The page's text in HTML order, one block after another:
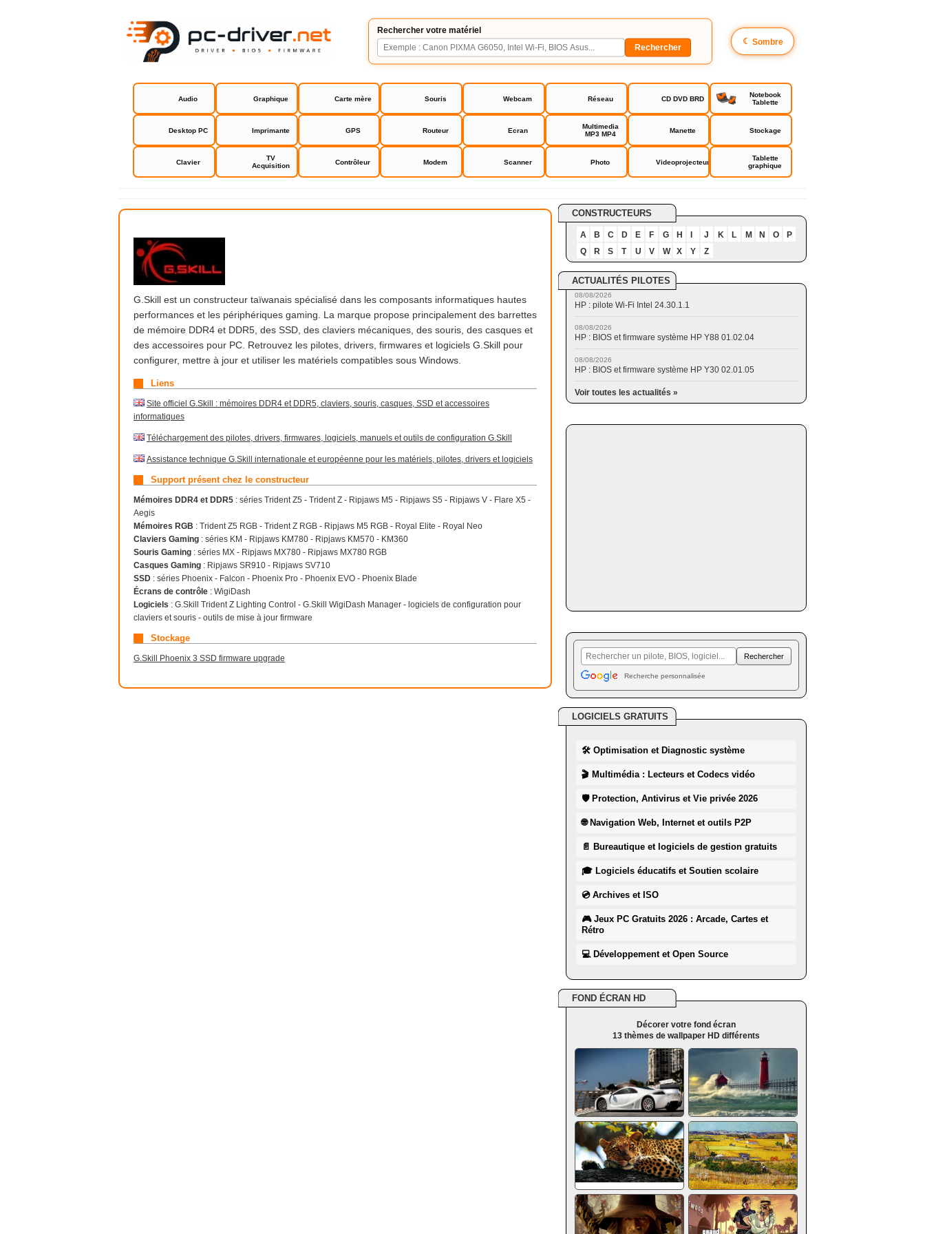
Rechercher votre matériel
☾ Sombre
Audio Graphique Carte mère Souris Webcam Réseau CD DVD BRD
Notebook
Tablette
Desktop PC Imprimante GPS Routeur Ecran
Multimedia
MP3 MP4
Manette Stockage
Clavier
TV
Acquisition
Contrôleur Modem Scanner Photo Videoprojecteur
Tablette
graphique
G.Skill
G.Skill est un constructeur taïwanais spécialisé dans les composants informatiques hautes
performances et les périphériques gaming. La marque propose principalement des barrettes
de mémoire DDR4 et DDR5, des SSD, des claviers mécaniques, des souris, des casques et
des accessoires pour PC. Retrouvez les pilotes, drivers, firmwares et logiciels G.Skill pour
configurer, mettre à jour et utiliser les matériels compatibles sous Windows.
Liens
Site officiel G.Skill : mémoires DDR4 et DDR5, claviers, souris, casques, SSD et accessoires
informatiques
Téléchargement des pilotes, drivers, firmwares, logiciels, manuels et outils de configuration G.Skill
Assistance technique G.Skill internationale et européenne pour les matériels, pilotes, drivers et logiciels
Support présent chez le constructeur
Mémoires DDR4 et DDR5 : séries Trident Z5 - Trident Z - Ripjaws M5 - Ripjaws S5 - Ripjaws V - Flare X5 -
Aegis
Mémoires RGB : Trident Z5 RGB - Trident Z RGB - Ripjaws M5 RGB - Royal Elite - Royal Neo
Claviers Gaming : séries KM - Ripjaws KM780 - Ripjaws KM570 - KM360
Souris Gaming : séries MX - Ripjaws MX780 - Ripjaws MX780 RGB
Casques Gaming : Ripjaws SR910 - Ripjaws SV710
SSD : séries Phoenix - Falcon - Phoenix Pro - Phoenix EVO - Phoenix Blade
Écrans de contrôle : WigiDash
Logiciels : G.Skill Trident Z Lighting Control - G.Skill WigiDash Manager - logiciels de configuration pour
claviers et souris - outils de mise à jour firmware
Stockage
G.Skill Phoenix 3 SSD firmware upgrade
CONSTRUCTEURS
A B C D E F G H J K L M N O
P
Q
R S T U V W X Y Z
ACTUALITÉS PILOTES
08/08/2026
HP : pilote Wi-Fi Intel 24.30.1.1
08/08/2026
HP : BIOS et firmware système HP Y88 01.02.04
08/08/2026
HP : BIOS et firmware système HP Y30 02.01.05
Voir toutes les actualités »
Recherche personnalisée
LOGICIELS GRATUITS
🛠 Optimisation et Diagnostic système
🎬 Multimédia : Lecteurs et Codecs vidéo
🛡 Protection, Antivirus et Vie privée 2026
🌐 Navigation Web, Internet et outils P2P
📄 Bureautique et logiciels de gestion gratuits
🎓 Logiciels éducatifs et Soutien scolaire
💿 Archives et ISO
🎮 Jeux PC Gratuits 2026 : Arcade, Cartes et
Rétro
💻 Développement et Open Source
FOND ÉCRAN HD
Décorer votre fond écran
13 thèmes de wallpaper HD différents